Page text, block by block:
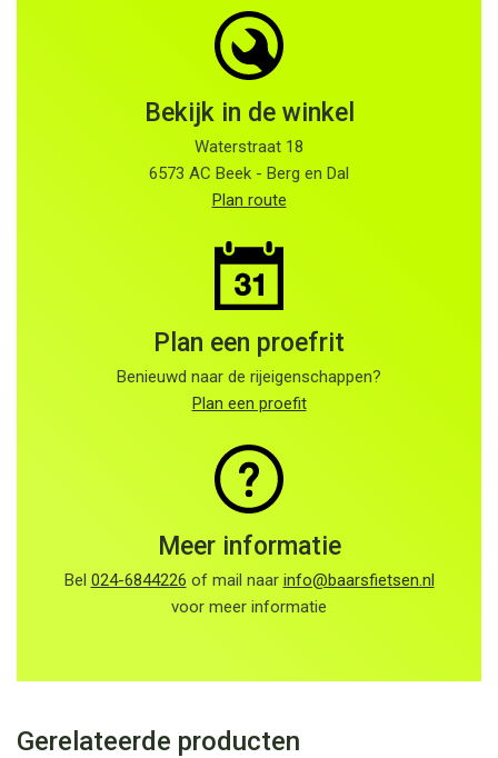
Bekijk in de winkel
Waterstraat 18
6573 AC Beek - Berg en Dal
Plan route
Plan een proefrit
Benieuwd naar de rijeigenschappen?
Plan een proefit
Meer informatie
Bel 024-6844226 of mail naar info@baarsfietsen.nl
voor meer informatie
Gerelateerde producten